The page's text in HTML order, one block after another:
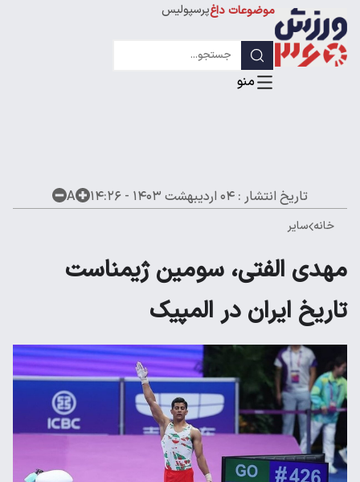
موضوعات داغپرسپولیس
لیگ قهرمانان
تاریخ انتشار : ۰۴ اردیبهشت ۱۴۰۳ - ۱۴:۲۶ A
خانه سایر
مهدی الفتی، سومین ژیمناست
تاریخ ایران در المپیک